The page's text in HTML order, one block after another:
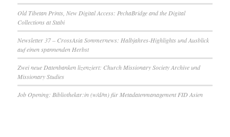
Old Tibetan Prints, New Digital Access: PechaBridge and the Digital
Collections at Stabi
Newsletter 37 – CrossAsia Sommernews: Halbjahres-Highlights und Ausblick
auf einen spannenden Herbst
Zwei neue Datenbanken lizenziert: Church Missionary Society Archive und
Missionary Studies
Job Opening: Bibliothekar:in (w/d/m) für Metadatenmanagement FID Asien